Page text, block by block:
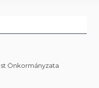
Önkormányzata